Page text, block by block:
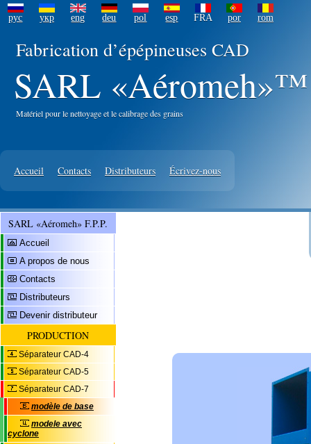
рус укр eng deu pol esp FRA por rom
Fabrication d’épépineuses CAD
SARL «Aéromeh»™
Matériel pour le nettoyage et le calibrage des grains
Accueil Contacts Distributeurs Écrivez-nous
SARL «Aéromeh» F.P.P.
Accueil
A propos de nous
Contacts
Distributeurs
Devenir distributeur
PRODUCTION
Séparateur CAD-4
Séparateur CAD-5
Séparateur CAD-7
modèle de base
modele avec
cyclone